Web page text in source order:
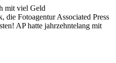
mit viel Geld
die Fotoagentur Associated Press
AP hatte jahrzehntelang mit